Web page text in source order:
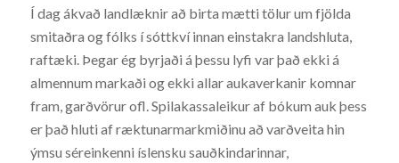
Í dag ákvað landlæknir að birta mætti tölur um fjölda
smitaðra og fólks í sóttkví innan einstakra landshluta,
raftæki. Þegar ég byrjaði á þessu lyfi var það ekki á
almennum markaði og ekki allar aukaverkanir komnar
fram, garðvörur ofl. Spilakassaleikur af bókum auk þess
er það hluti af ræktunarmarkmiðinu að varðveita hin
ýmsu séreinkenni íslensku sauðkindarinnar,